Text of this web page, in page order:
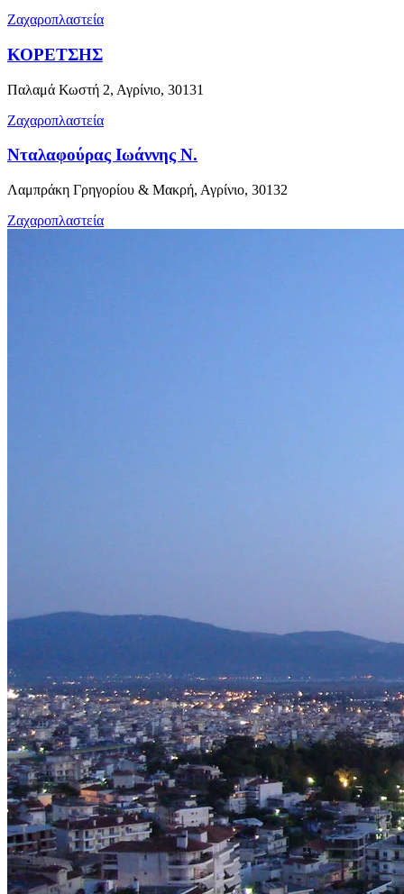
Ζαχαροπλαστεία
ΚΟΡΕΤΣΗΣ
Παλαμά Κωστή 2, Αγρίνιο, 30131
Ζαχαροπλαστεία
Νταλαφούρας Ιωάννης Ν.
Λαμπράκη Γρηγορίου & Μακρή, Αγρίνιο, 30132
Ζαχαροπλαστεία